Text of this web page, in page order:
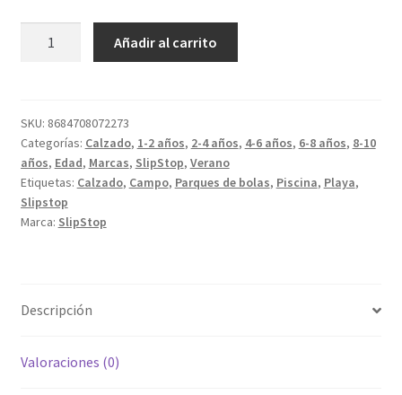
30-
32
cantidad
Añadir al carrito
SKU: 8684708072273
Categorías: Calzado, 1-2 años, 2-4 años, 4-6 años, 6-8 años, 8-10
años, Edad, Marcas, SlipStop, Verano
Etiquetas: Calzado, Campo, Parques de bolas, Piscina, Playa,
Slipstop
Marca: SlipStop
Descripción
Valoraciones (0)